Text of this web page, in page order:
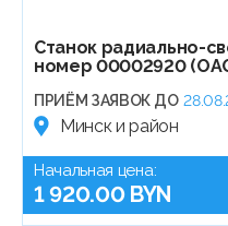
Станок радиально-
номер 00002920
ПРИЁМ ЗАЯВОК ДО
Минск и район
Начальная цена:
1 920.00 BYN